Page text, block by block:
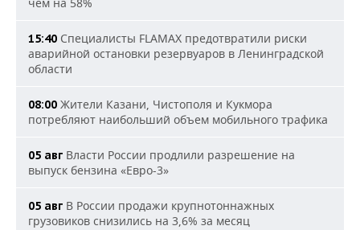
чем на 58%
15:40 Специалисты FLAMAX предотвратили риски
аварийной остановки резервуаров в Ленинградской
области
08:00 Жители Казани, Чистополя и Кукмора
потребляют наибольший объем мобильного трафика
05 авг Власти России продлили разрешение на
выпуск бензина «Евро-3»
05 авг В России продажи крупнотоннажных
грузовиков снизились на 3,6% за месяц